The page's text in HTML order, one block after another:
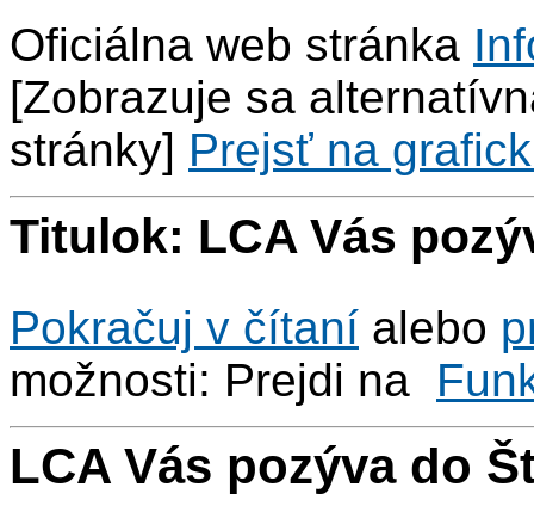
Oficiálna web stránka
[Zobrazuje sa
stránky] Prejsť na
Titulok: LCA Vás
Pokračuj v čítaní alebo
možnosti: Prejdi na
LCA Vás pozýva do